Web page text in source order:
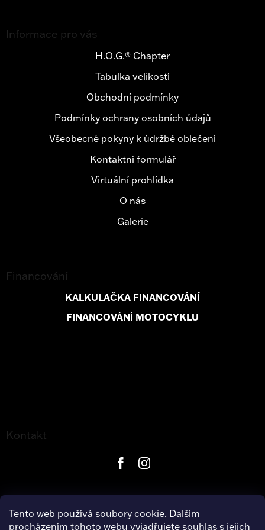
Tento web používá soubory cookie. Dalším
procházením tohoto webu vyjadřujete souhlas s jejich
Kontakt
Informace pro vás
H.O.G.® Chapter
Tabulka velikostí
Obchodní podmínky
Podmínky ochrany osobních údajů
Všeobecné pokyny k údržbě oblečení
Kontaktní formulář
Virtuální prohlídka
O nás
Galerie
Financování
KALKULAČKA FINANCOVÁNÍ
FINANCOVÁNÍ MOTOCYKLU